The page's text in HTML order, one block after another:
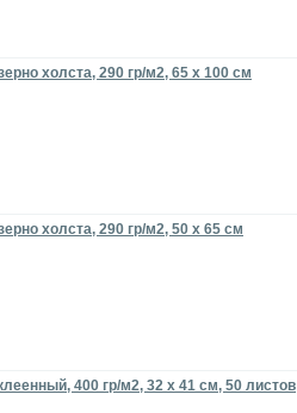
холста, 290 гр/м2, 65 x 100 см
холста, 290 гр/м2, 50 x 65 см
400 гр/м2, 32 x 41 см, 50 листов